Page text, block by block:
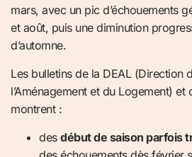
mars, avec un pic d’échouements
et août, puis une diminution
d’automne.
Les bulletins de la DEAL (Direction
l’Aménagement et du Logement) et
montrent :
des début de saison parfois